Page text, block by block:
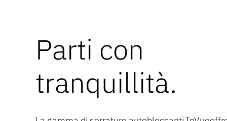
Parti con
tranquillità.
Proteggi il tuo spazio senza
sforzo con una sola chiave.